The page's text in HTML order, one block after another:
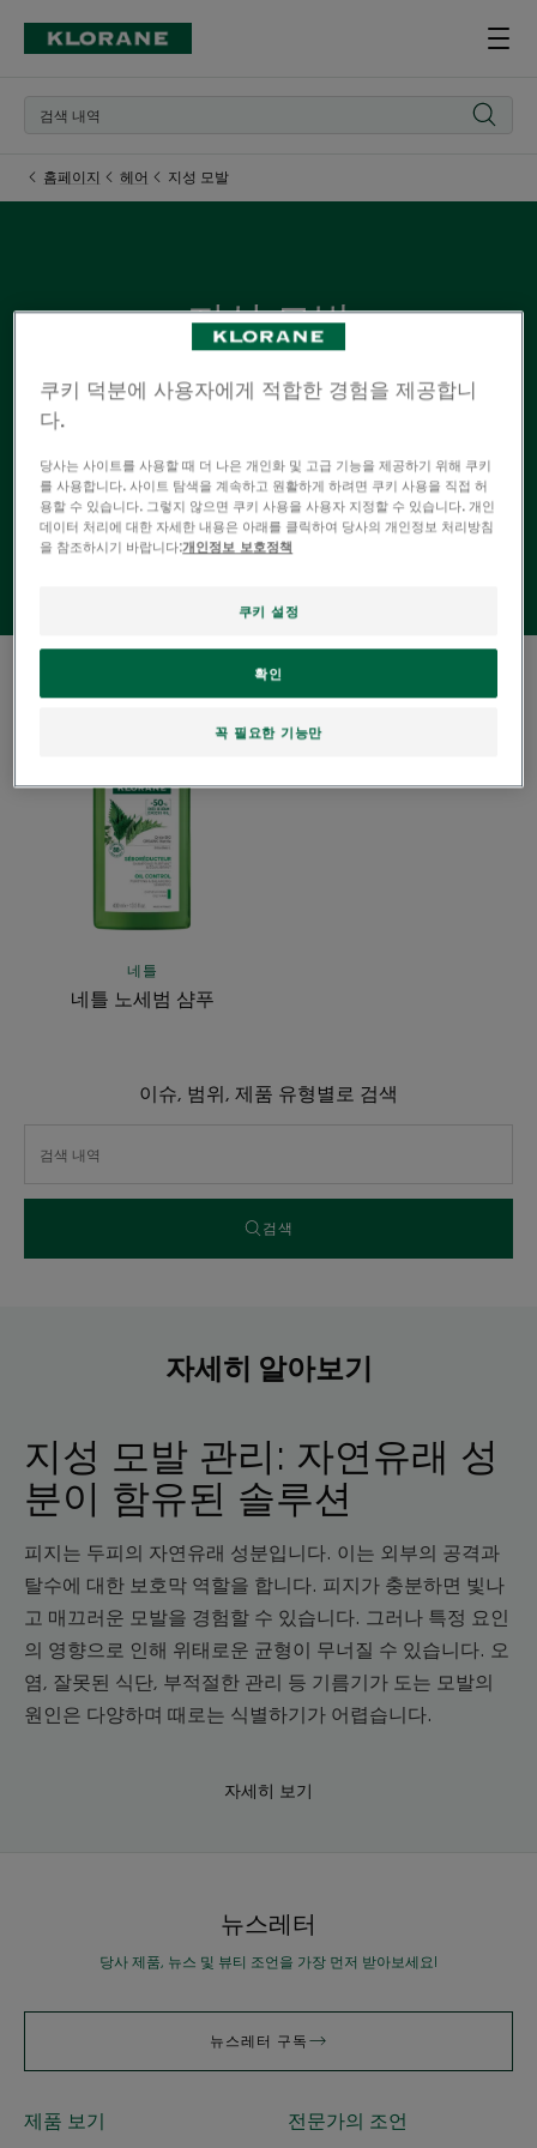
홈페이지 헤어 지성 모발
지성 모발
에 도움이 되는 오가닉 네틀을 활용하여 과도한 피지를 제
니다. 오랜 시간 모발을 깨끗하게 유지해 줍니다. 가볍고
자유로워진 모발에 상쾌한 기분을 느낄 수 있습니다.
노
세
범
샴
푸
네틀
네틀 노세범 샴푸
이슈, 범위, 제품 유형별로 검색
검색
자세히 알아보기
지성 모발 관리: 자연유래 성
분이 함유된 솔루션
피지는 두피의 자연유래 성분입니다. 이는 외부의 공격과
탈수에 대한 보호막 역할을 합니다. 피지가 충분하면 빛나
고 매끄러운 모발을 경험할 수 있습니다. 그러나 특정 요인
의 영향으로 인해 위태로운 균형이 무너질 수 있습니다. 오
염, 잘못된 식단, 부적절한 관리 등 기름기가 도는 모발의
원인은 다양하며 때로는 식별하기가 어렵습니다.
자세히 보기
뉴스레터
당사 제품, 뉴스 및 뷰티 조언을 가장 먼저 받아보세요!
뉴스레터 구독
제품 보기 전문가의 조언
쿠키 덕분에 사용자에게 적합한 경험을 제공합니
다.
당사는 사이트를 사용할 때 더 나은 개인화 및 고급 기능을 제공하기 위해 쿠키
를 사용합니다. 사이트 탐색을 계속하고 원활하게 하려면 쿠키 사용을 직접 허
용할 수 있습니다. 그렇지 않으면 쿠키 사용을 사용자 지정할 수 있습니다. 개인
데이터 처리에 대한 자세한 내용은 아래를 클릭하여 당사의 개인정보 처리방침
을 참조하시기 바랍니다:개인정보 보호정책
쿠키 설정
꼭 필요한 기능만
확인